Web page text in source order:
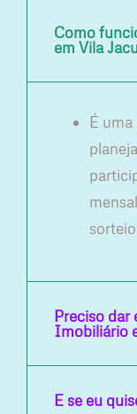
Como
em Vila
É
Preciso dar
Imobiliário
E se eu